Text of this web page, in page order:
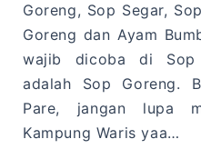
Goreng, Sop Segar,
Goreng dan Ayam
wajib dicoba di Sop
adalah Sop Goreng.
Pare, jangan lupa
Kampung Waris yaa…